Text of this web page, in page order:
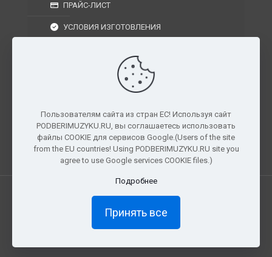
ПРАЙС-ЛИСТ
УСЛОВИЯ ИЗГОТОВЛЕНИЯ
УСЛОВИЯ ВОЗВРАТА
г. Москва, Московская область, Центральный
федеральный округ, РФ, Россия
Все права защищены. © 2026 PODBERIMUZYKU.RU
Пользователям сайта из стран ЕС! Используя сайт
PODBERIMUZYKU.RU, вы соглашаетесь использовать
файлы COOKIE для сервисов Google.(Users of the site
from the EU countries! Using PODBERIMUZYKU.RU site you
agree to use Google services COOKIE files.)
Подробнее
Принять все